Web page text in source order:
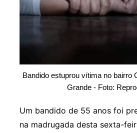
Bandido estuprou vítima no bairro
Grande - Foto:
Um bandido de 55 anos foi
na madrugada desta sexta-